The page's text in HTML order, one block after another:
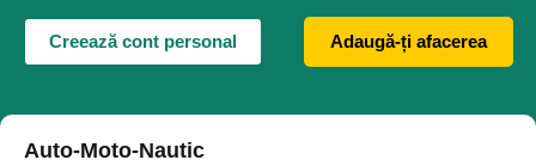
Creează cont personal Adaugă-ți afacerea
Auto-Moto-Nautic